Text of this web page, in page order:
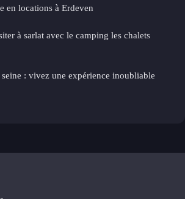
en locations à Erdeven
à sarlat avec le camping les chalets
: vivez une expérience inoubliable